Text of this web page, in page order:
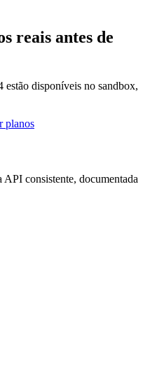
reais antes de
disponíveis no sandbox,
planos
consistente, documentada